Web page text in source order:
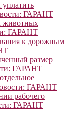
ГАРАНТ
животных
ГАРАНТ
к дорожным
размер
ГАРАНТ
ГАРАНТ
рабочего
ГАРАНТ